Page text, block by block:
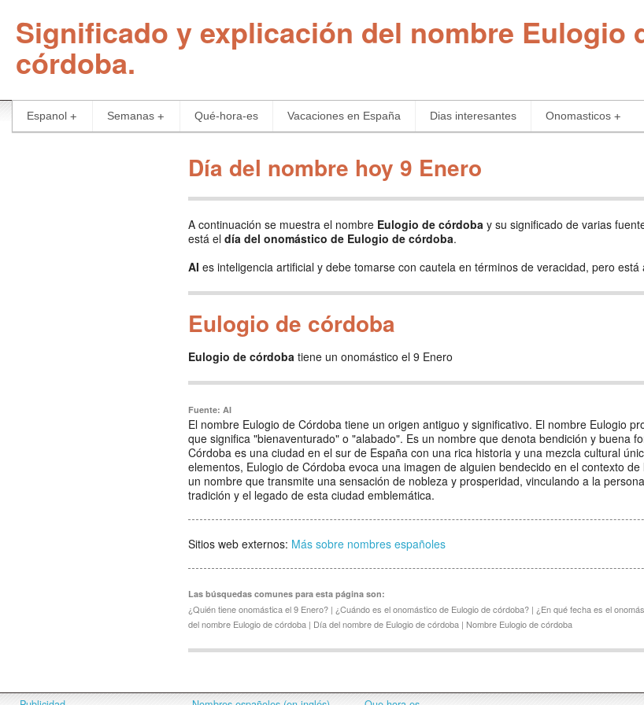
Significado y explicación del nombre Eulogio
córdoba.
Espanol Semanas Qué-hora-es Vacaciones en España Dias interesantes Onomasticos
Día del nombre hoy 9 Enero
A continuación se muestra el nombre Eulogio de córdoba y su significado de varias
está el día del onomástico de Eulogio de córdoba.
AI es inteligencia artificial y debe tomarse con cautela en términos de veracidad, pero
Eulogio de córdoba
Eulogio de córdoba tiene un onomástico el 9 Enero
Fuente: AI
El nombre Eulogio de Córdoba tiene un origen antiguo y significativo. El nombre Eulogio
que significa "bienaventurado" o "alabado". Es un nombre que denota bendición y buena
Córdoba es una ciudad en el sur de España con una rica historia y una mezcla cultural
elementos, Eulogio de Córdoba evoca una imagen de alguien bendecido en el contexto
un nombre que transmite una sensación de nobleza y prosperidad, vinculando a la
tradición y el legado de esta ciudad emblemática.
Sitios web externos: Más sobre nombres españoles
Las búsquedas comunes para esta página son:
¿Quién tiene onomástica el 9 Enero? | ¿Cuándo es el onomástico de Eulogio de córdoba? | ¿En qué fecha es el
del nombre Eulogio de córdoba | Día del nombre de Eulogio de córdoba | Nombre Eulogio de córdoba